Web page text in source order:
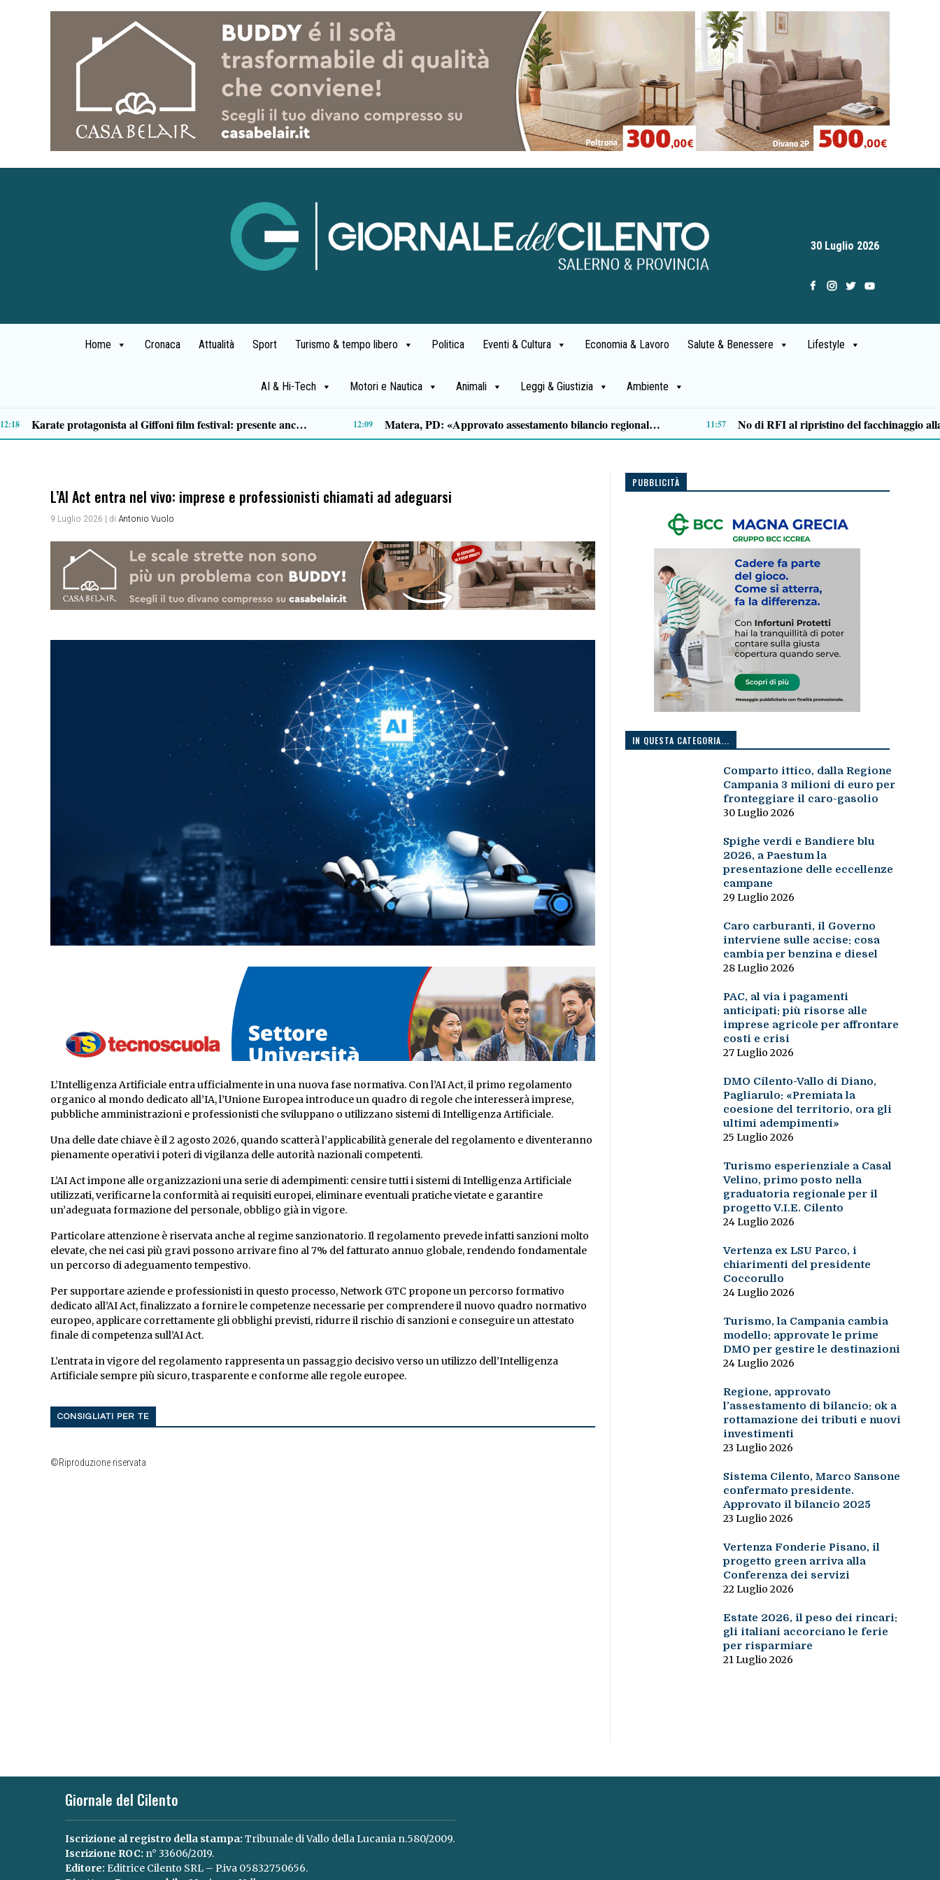
30 Luglio 2026
Home Cronaca Attualità Sport Turismo & tempo libero Politica Eventi & Cultura Economia & Lavoro Salute & Benessere Lifestyle
AI & Hi-Tech Motori e Nautica Animali Leggi & Giustizia Ambiente
Traffico di cocaina dal Sud America, la coppia arrestata è di Buonabitacolo: avrebbe rifornito il Vallo di Diano 10:12 Salerno: propaganda neonazista sul web, misura cautelare per un 25enne 09:49 Lite degenera a San Mango Piemonte: 35enne ferito con un coltello, denunciato un anziano
L’AI Act entra nel vivo: imprese e professionisti chiamati ad adeguarsi
9 Luglio 2026 | di Antonio Vuolo
L’Intelligenza Artificiale entra ufficialmente in una nuova fase normativa. Con l’AI Act, il primo regolamento
organico al mondo dedicato all’IA, l’Unione Europea introduce un quadro di regole che interesserà imprese,
pubbliche amministrazioni e professionisti che sviluppano o utilizzano sistemi di Intelligenza Artificiale.
Una delle date chiave è il 2 agosto 2026, quando scatterà l’applicabilità generale del regolamento e diventeranno
pienamente operativi i poteri di vigilanza delle autorità nazionali competenti.
L’AI Act impone alle organizzazioni una serie di adempimenti: censire tutti i sistemi di Intelligenza Artificiale
utilizzati, verificarne la conformità ai requisiti europei, eliminare eventuali pratiche vietate e garantire
un’adeguata formazione del personale, obbligo già in vigore.
Particolare attenzione è riservata anche al regime sanzionatorio. Il regolamento prevede infatti sanzioni molto
elevate, che nei casi più gravi possono arrivare fino al 7% del fatturato annuo globale, rendendo fondamentale
un percorso di adeguamento tempestivo.
Per supportare aziende e professionisti in questo processo, Network GTC propone un percorso formativo
dedicato all’AI Act, finalizzato a fornire le competenze necessarie per comprendere il nuovo quadro normativo
europeo, applicare correttamente gli obblighi previsti, ridurre il rischio di sanzioni e conseguire un attestato
finale di competenza sull’AI Act.
L’entrata in vigore del regolamento rappresenta un passaggio decisivo verso un utilizzo dell’Intelligenza
Artificiale sempre più sicuro, trasparente e conforme alle regole europee.
CONSIGLIATI PER TE
©Riproduzione riservata
PUBBLICITÀ
IN QUESTA CATEGORIA...
Comparto ittico, dalla Regione
Campania 3 milioni di euro per
fronteggiare il caro-gasolio
30 Luglio 2026
Spighe verdi e Bandiere blu
2026, a Paestum la
presentazione delle eccellenze
campane
29 Luglio 2026
Caro carburanti, il Governo
interviene sulle accise: cosa
cambia per benzina e diesel
28 Luglio 2026
PAC, al via i pagamenti
anticipati: più risorse alle
imprese agricole per affrontare
costi e crisi
27 Luglio 2026
DMO Cilento-Vallo di Diano,
Pagliarulo: «Premiata la
coesione del territorio, ora gli
ultimi adempimenti»
25 Luglio 2026
Turismo esperienziale a Casal
Velino, primo posto nella
graduatoria regionale per il
progetto V.I.E. Cilento
24 Luglio 2026
Vertenza ex LSU Parco, i
chiarimenti del presidente
Coccorullo
24 Luglio 2026
Turismo, la Campania cambia
modello: approvate le prime
DMO per gestire le destinazioni
24 Luglio 2026
Regione, approvato
l’assestamento di bilancio: ok a
rottamazione dei tributi e nuovi
investimenti
23 Luglio 2026
Sistema Cilento, Marco Sansone
confermato presidente.
Approvato il bilancio 2025
23 Luglio 2026
Vertenza Fonderie Pisano, il
progetto green arriva alla
Conferenza dei servizi
22 Luglio 2026
Estate 2026, il peso dei rincari:
gli italiani accorciano le ferie
per risparmiare
21 Luglio 2026
Giornale del Cilento
Iscrizione al registro della stampa: Tribunale di Vallo della Lucania n.580/2009.
Iscrizione ROC: n° 33606/2019.
Editore: Editrice Cilento SRL – P.iva 05832750656.